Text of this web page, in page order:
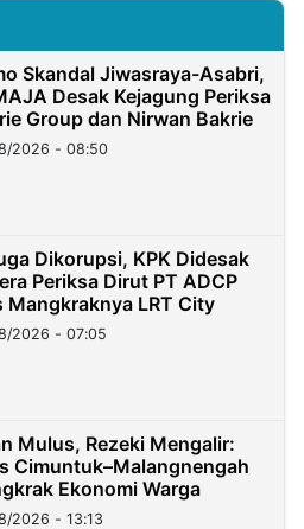
Skandal Jiwasraya-Asabri,
Desak Kejagung Periksa
Group dan Nirwan Bakrie
2026 - 08:50
Dikorupsi, KPK Didesak
Periksa Dirut PT ADCP
Mangkraknya LRT City
2026 - 07:05
Mulus, Rezeki Mengalir:
Cimuntuk–Malangnengah
Ekonomi Warga
2026 - 13:13